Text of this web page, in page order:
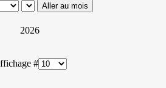
Aller au mois
2026
#